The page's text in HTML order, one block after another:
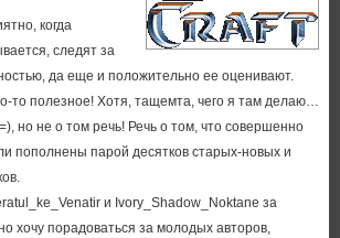
когда
следят за
да еще и положительно ее оценивают.
то полезное! Хотя, тащемта, чего я там делаю…
но не о том речь! Речь о том, что совершенно
пополнены парой десятков старых-новых и
и Ivory_Shadow_Noktane за
хочу порадоваться за молодых авторов,